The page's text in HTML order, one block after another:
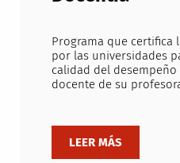
Programa que certifica
por las universidades
calidad del
docente de su